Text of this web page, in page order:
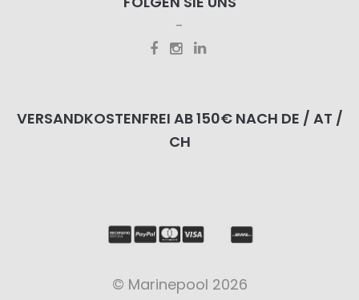
VERSANDKOSTENFREI AB 150€ NACH DE / AT /
CH
© Marinepool 2026